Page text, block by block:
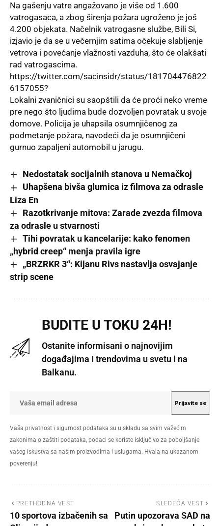
Na gašenju vatre angažovano je više od 1.600
vatrogasaca, a zbog širenja požara ugroženo je još
4.200 objekata. Načelnik vatrogasne službe, Bili Si,
izjavio je da se u večernjim satima očekuje slabljenje
vetrova i povećanje vlažnosti vazduha, što će olakšati
rad vatrogascima.
https://twitter.com/sacinsidr/status/181704476822
6157055?
Lokalni zvaničnici su saopštili da će proći neko vreme
pre nego što ljudima bude dozvoljen povratak u svoje
domove. Policija je uhapsila osumnjičenog za
podmetanje požara, navodeći da je osumnjičeni
gurnuo zapaljeni automobil u jarugu.
Nedostatak socijalnih stanova u Nemačkoj
Uhapšena bivša glumica iz filmova za odrasle
Liza En
Razotkrivanje mitova: Zarade zvezda filmova
za odrasle u stvarnosti
Tihi povratak u kancelarije: kako fenomen
„hybrid creep“ menja pravila igre
„BRZRKR 3“: Kijanu Rivs nastavlja osvajanje
strip scene
BUDITE U TOKU 24H!
Ostanite informisani o najnovijim
događajima I trendovima u svetu i na
Balkanu.
Vaša privatnost i sigurnost podataka su u skladu sa svim važećim
zakonima o zaštiti podataka, podaci se koriste isključivo za poboljšanje
vašeg iskustva sa našim proizvodima i uslugama. Hvala na ukazanom
poverenju!
PRETHODNA VEST
10 sportova izbačenih sa
SLEDEĆA VEST
Putin upozorava SAD na